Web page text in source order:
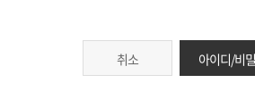
취소 아이디/비